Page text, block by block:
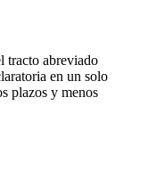
tracto abreviado
en un solo
plazos y menos